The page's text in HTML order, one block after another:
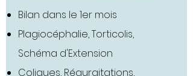
Bilan dans le 1er mois
Plagiocéphalie, Torticolis,
Schéma d'Extension
Coliques, Régurgitations,